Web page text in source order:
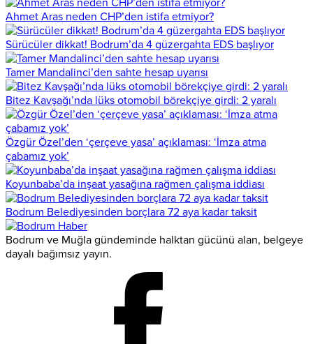
Ahmet Aras neden CHP’den istifa etmiyor?
Sürücüler dikkat! Bodrum’da 4 güzergahta EDS başlıyor
Tamer Mandalinci’den sahte hesap uyarısı
Bitez Kavşağı’nda lüks otomobil börekçiye girdi: 2 yaralı
Özgür Özel’den ‘çerçeve yasa’ açıklaması: ‘İmza atma
çabamız yok’
Koyunbaba’da inşaat yasağına rağmen çalışma iddiası
Bodrum Belediyesinden borçlara 72 aya kadar taksit
Bodrum ve Muğla gündeminde halktan gücünü alan, belgeye
dayalı bağımsız yayın.